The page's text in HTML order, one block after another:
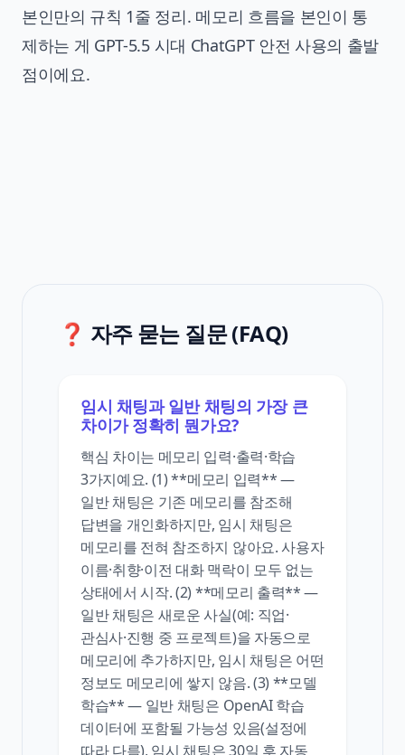
본인만의 규칙 1줄 정리. 메모리 흐름을 본인이 통
제하는 게 GPT-5.5 시대 ChatGPT 안전 사용의 출발
점이에요.
❓ 자주 묻는 질문 (FAQ)
임시 채팅과 일반 채팅의 가장 큰
차이가 정확히 뭔가요?
핵심 차이는 메모리 입력·출력·학습
3가지예요. (1) **메모리 입력** —
일반 채팅은 기존 메모리를 참조해
답변을 개인화하지만, 임시 채팅은
메모리를 전혀 참조하지 않아요. 사용자
이름·취향·이전 대화 맥락이 모두 없는
상태에서 시작. (2) **메모리 출력** —
일반 채팅은 새로운 사실(예: 직업·
관심사·진행 중 프로젝트)을 자동으로
메모리에 추가하지만, 임시 채팅은 어떤
정보도 메모리에 쌓지 않음. (3) **모델
학습** — 일반 채팅은 OpenAI 학습
데이터에 포함될 가능성 있음(설정에
따라 다름), 임시 채팅은 30일 후 자동